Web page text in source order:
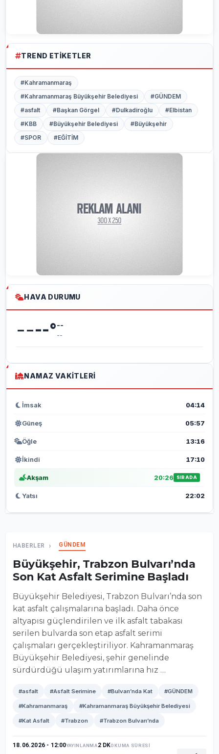
TREND ETIKETLER
#Kahramanmaraş
#Kahramanmaraş Büyükşehir Belediyesi
#GÜNDEM
#asfalt
#Başkan Görgel #Dulkadiroğlu
#Elbistan
#KBB
#Büyükşehir Belediyesi
#Büyükşehir
#SPOR
#EĞİTİM
HAVA DURUMU
----°--
--
NAMAZ VAKITLERI
İmsak 04:14
Güneş 05:57
Öğle 13:16
İkindi 17:10
Akşam 20:26 SIRADA
Yatsı 22:02
HABERLER GÜNDEM
Büyükşehir, Trabzon Bulvarı’nda
Son Kat Asfalt Serimine Başladı
Büyükşehir Belediyesi, Trabzon Bulvarı’nda son
kat asfalt çalışmalarına başladı. Daha önce
altyapısı güçlendirilen ve ilk asfalt tabakası
serilen bulvarda son etap asfalt serimi
çalışmaları gerçekleştiriliyor. Kahramanmaraş
Büyükşehir Belediyesi, şehir genelinde
sürdürdüğü ulaşım yatırımlarına hız …
#asfalt #Asfalt Serimine #Bulvarı’nda Kat #GÜNDEM
#Kahramanmaraş #Kahramanmaraş Büyükşehir Belediyesi
#Kat Asfalt #Trabzon #Trabzon Bulvarı’nda
18.06.2026 - 12:00YAYINLANMA2 DKOKUMA SÜRESİ